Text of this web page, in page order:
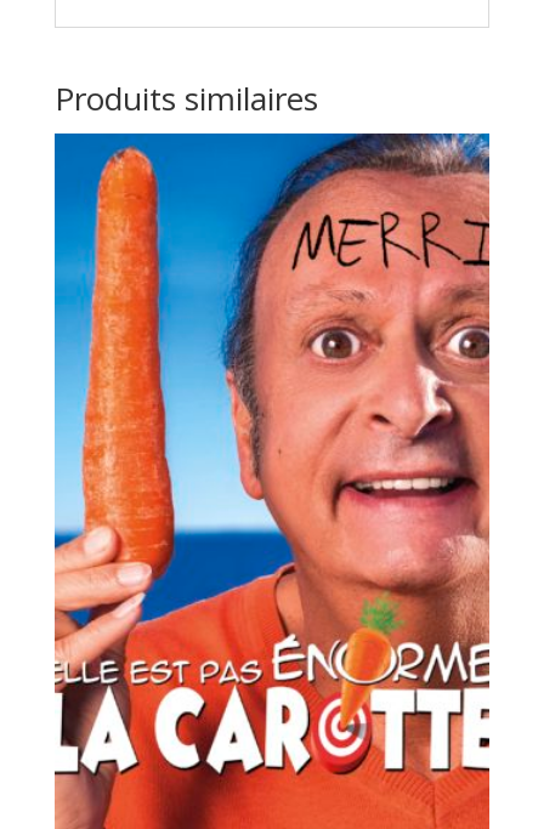
Produits similaires